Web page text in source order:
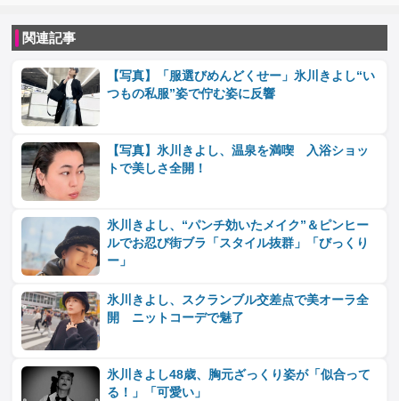
関連記事
【写真】「服選びめんどくせー」氷川きよし“い
つもの私服”姿で佇む姿に反響
【写真】氷川きよし、温泉を満喫 入浴ショッ
トで美しさ全開！
氷川きよし、“パンチ効いたメイク”＆ピンヒー
ルでお忍び街ブラ「スタイル抜群」「びっくり
ー」
氷川きよし、スクランブル交差点で美オーラ全
開 ニットコーデで魅了
氷川きよし48歳、胸元ざっくり姿が「似合って
る！」「可愛い」